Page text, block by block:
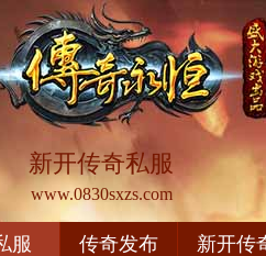
新开传奇私服
www.0830sxzs.com
服 传奇发布 新开传